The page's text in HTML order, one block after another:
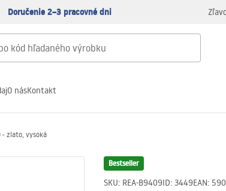
Doručenie 2–3 pracovné dni
O násKontakt
- zlato, vysoká
Bestseller
SKU: REA-B9409ID: 3449EAN: